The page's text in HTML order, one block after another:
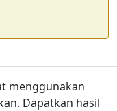
menggunakan
Dapatkan hasil